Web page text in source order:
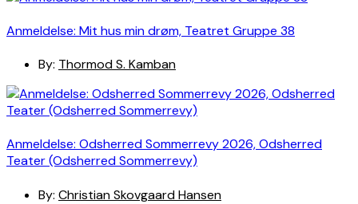
Anmeldelse: Mit hus min drøm, Teatret Gruppe 38
By: Thormod S. Kamban
Anmeldelse: Odsherred Sommerrevy 2026, Odsherred
Teater (Odsherred Sommerrevy)
By: Christian Skovgaard Hansen